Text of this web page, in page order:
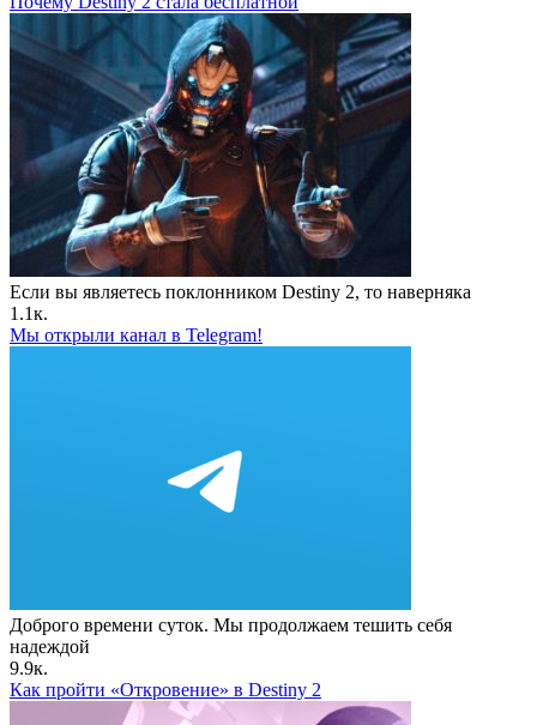
Если вы являетесь поклонником Destiny 2, то наверняка
1.1к.
Мы открыли канал в Telegram!
Доброго времени суток. Мы продолжаем тешить себя
надеждой
9.9к.
Как пройти «Откровение» в Destiny 2